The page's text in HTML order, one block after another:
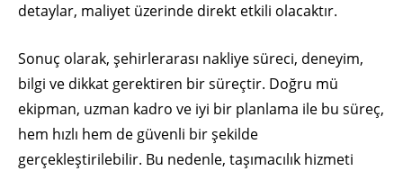
detaylar, maliyet üzerinde direkt etkili olacaktır.
Sonuç olarak, şehirlerarası nakliye süreci, deneyim,
bilgi ve dikkat gerektiren bir süreçtir. Doğru mü
ekipman, uzman kadro ve iyi bir planlama ile bu süreç,
hem hızlı hem de güvenli bir şekilde
gerçekleştirilebilir. Bu nedenle, taşımacılık hizmeti